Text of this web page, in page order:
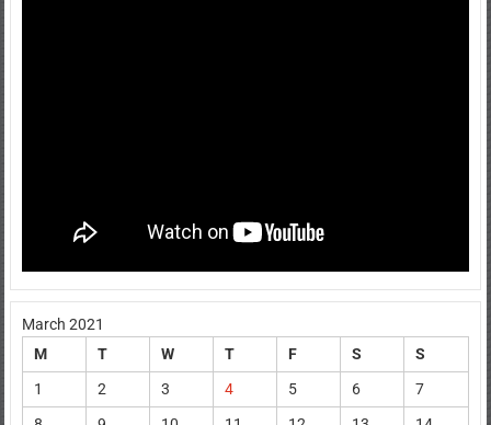
March 2021
M
T W T F S
S
1
2 3 4 5 6
7